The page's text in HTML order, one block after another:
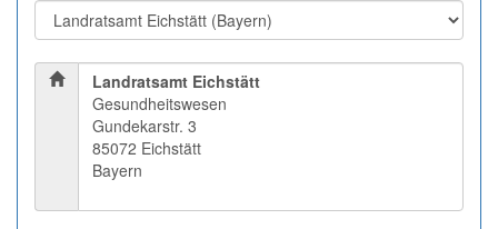
Landratsamt Eichstätt
Gesundheitswesen
Gundekarstr. 3
85072 Eichstätt
Bayern